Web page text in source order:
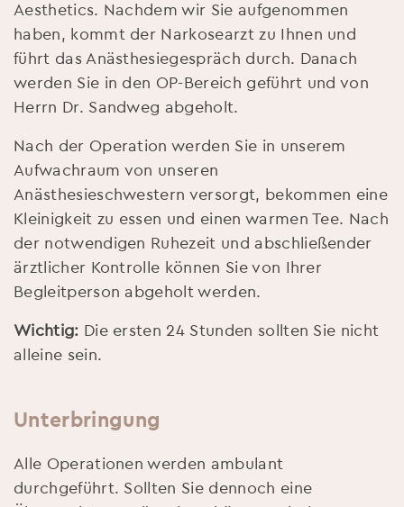
Aesthetics. Nachdem wir Sie aufgenommen
haben, kommt der Narkosearzt zu Ihnen und
führt das Anästhesiegespräch durch. Danach
werden Sie in den OP-Bereich geführt und von
Herrn Dr. Sandweg abgeholt.
Nach der Operation werden Sie in unserem
Aufwachraum von unseren
Anästhesieschwestern versorgt, bekommen eine
Kleinigkeit zu essen und einen warmen Tee. Nach
der notwendigen Ruhezeit und abschließender
ärztlicher Kontrolle können Sie von Ihrer
Begleitperson abgeholt werden.
Wichtig: Die ersten 24 Stunden sollten Sie nicht
alleine sein.
Unterbringung
Alle Operationen werden ambulant
durchgeführt. Sollten Sie dennoch eine